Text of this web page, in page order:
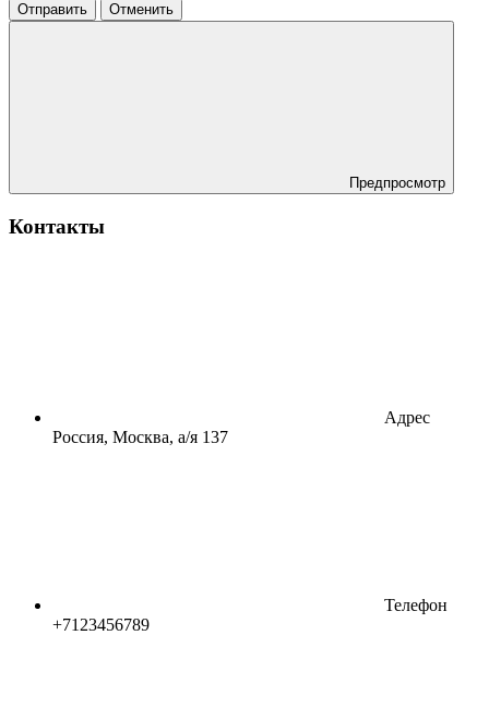
Отправить Отменить
Предпросмотр
Контакты
Адрес
Россия, Москва, а/я 137
Телефон
+7123456789